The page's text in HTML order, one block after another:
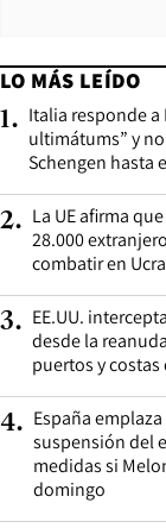
LO MÁS LEÍDO
1. Italia responde a
ultimátums” y
Schengen hasta
2. La UE afirma
28.000
combatir en
3. EE.UU.
desde la
puertos y costas
4. España
suspensión del
medidas si
domingo